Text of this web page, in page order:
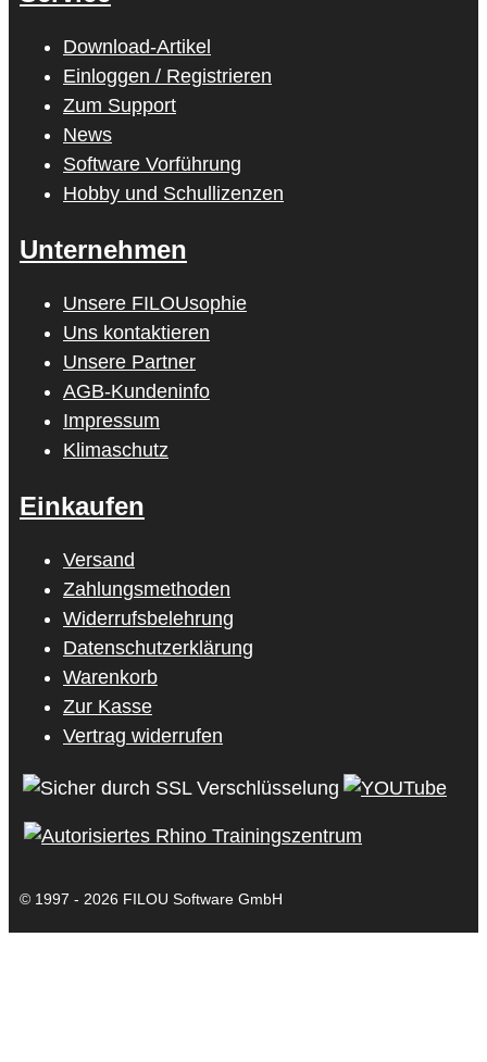
Download-Artikel
Einloggen / Registrieren
Zum Support
News
Software Vorführung
Hobby und Schullizenzen
Unternehmen
Unsere FILOUsophie
Uns kontaktieren
Unsere Partner
AGB-Kundeninfo
Impressum
Klimaschutz
Einkaufen
Versand
Zahlungsmethoden
Widerrufsbelehrung
Datenschutzerklärung
Warenkorb
Zur Kasse
Vertrag widerrufen
© 1997 - 2026 FILOU Software GmbH